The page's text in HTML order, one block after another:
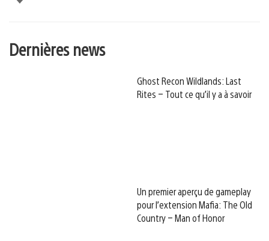
Dernières news
Ghost Recon Wildlands: Last
Rites – Tout ce qu’il y a à savoir
Un premier aperçu de gameplay
pour l’extension Mafia: The Old
Country – Man of Honor